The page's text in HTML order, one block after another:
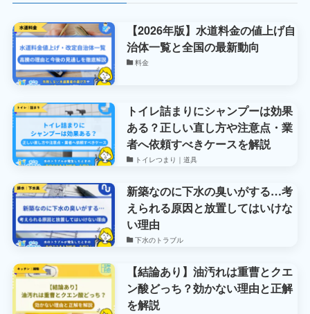
【2026年版】水道料金の値上げ自
治体一覧と全国の最新動向
料金
トイレ詰まりにシャンプーは効果
ある？正しい直し方や注意点・業
者へ依頼すべきケースを解説
トイレつまり｜道具
新築なのに下水の臭いがする…考
えられる原因と放置してはいけな
い理由
下水のトラブル
【結論あり】油汚れは重曹とクエ
ン酸どっち？効かない理由と正解
を解説